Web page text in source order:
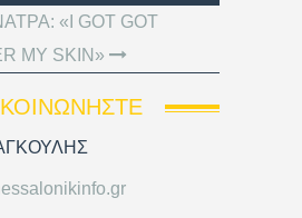
«I GOT GOT
MY SKIN»